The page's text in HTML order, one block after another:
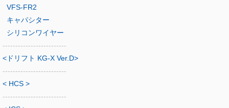
VFS-FR2
キャパシター
シリコンワイヤー
-------------------------
<ドリフト KG-X Ver.D>
-------------------------
< HCS >
-------------------------